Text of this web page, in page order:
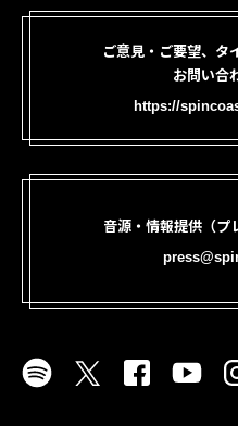
ご意見・ご要望、タ
お問い合
https://
音源・情報提供（プ